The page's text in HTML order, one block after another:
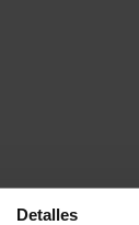
Detalles